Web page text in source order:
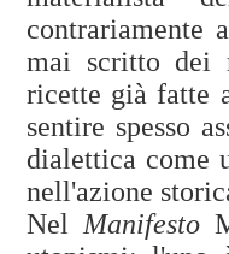
contrariamente
mai scritto dei
ricette già fatte
sentire spesso
dialettica come
nell'azione
Nel Manifesto